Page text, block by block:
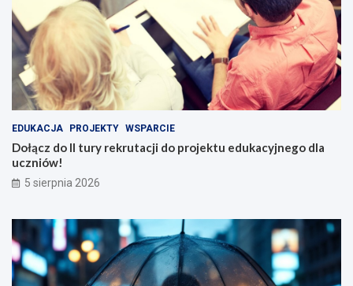
EDUKACJA PROJEKTY WSPARCIE
Dołącz do II tury rekrutacji do projektu edukacyjnego dla
uczniów!
5 sierpnia 2026